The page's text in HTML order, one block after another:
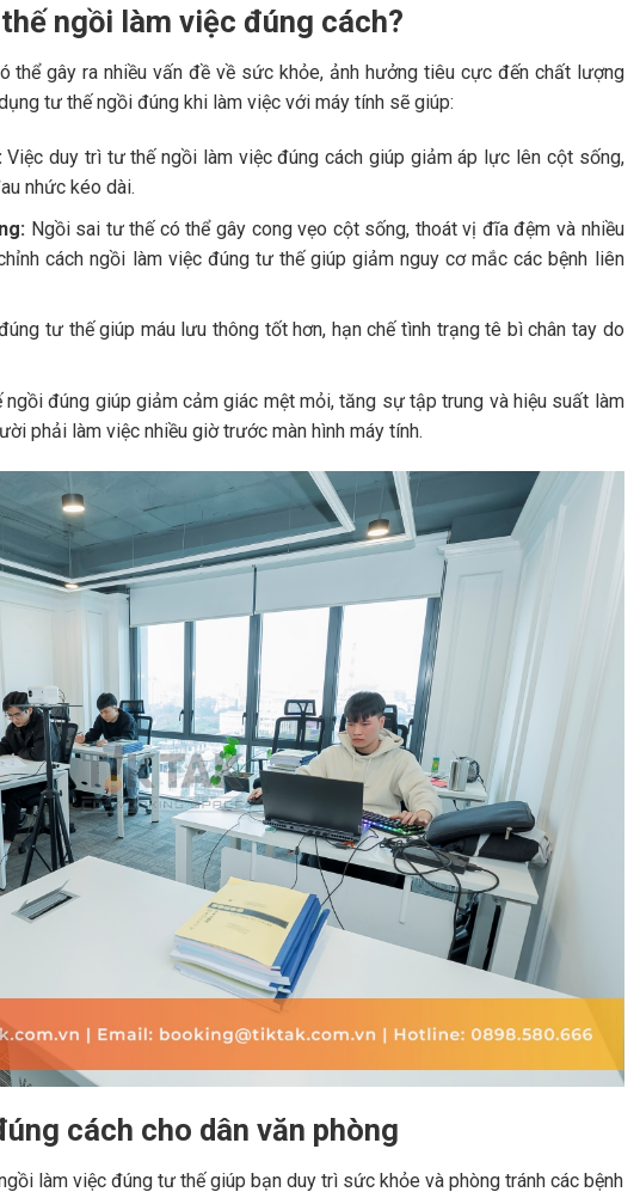
ngồi làm việc đúng cách?
thể gây ra nhiều vấn đề về sức khỏe, ảnh hưởng tiêu cực đến chất lượng
tư thế ngồi đúng khi làm việc với máy tính sẽ giúp:
Việc duy trì tư thế ngồi làm việc đúng cách giúp giảm áp lực lên cột sống,
nhức kéo dài.
Ngồi sai tư thế có thể gây cong vẹo cột sống, thoát vị đĩa đệm và nhiều
cách ngồi làm việc đúng tư thế giúp giảm nguy cơ mắc các bệnh liên
tư thế giúp máu lưu thông tốt hơn, hạn chế tình trạng tê bì chân tay do
ngồi đúng giúp giảm cảm giác mệt mỏi, tăng sự tập trung và hiệu suất làm
phải làm việc nhiều giờ trước màn hình máy tính.
cách cho dân văn phòng
làm việc đúng tư thế giúp bạn duy trì sức khỏe và phòng tránh các bệnh